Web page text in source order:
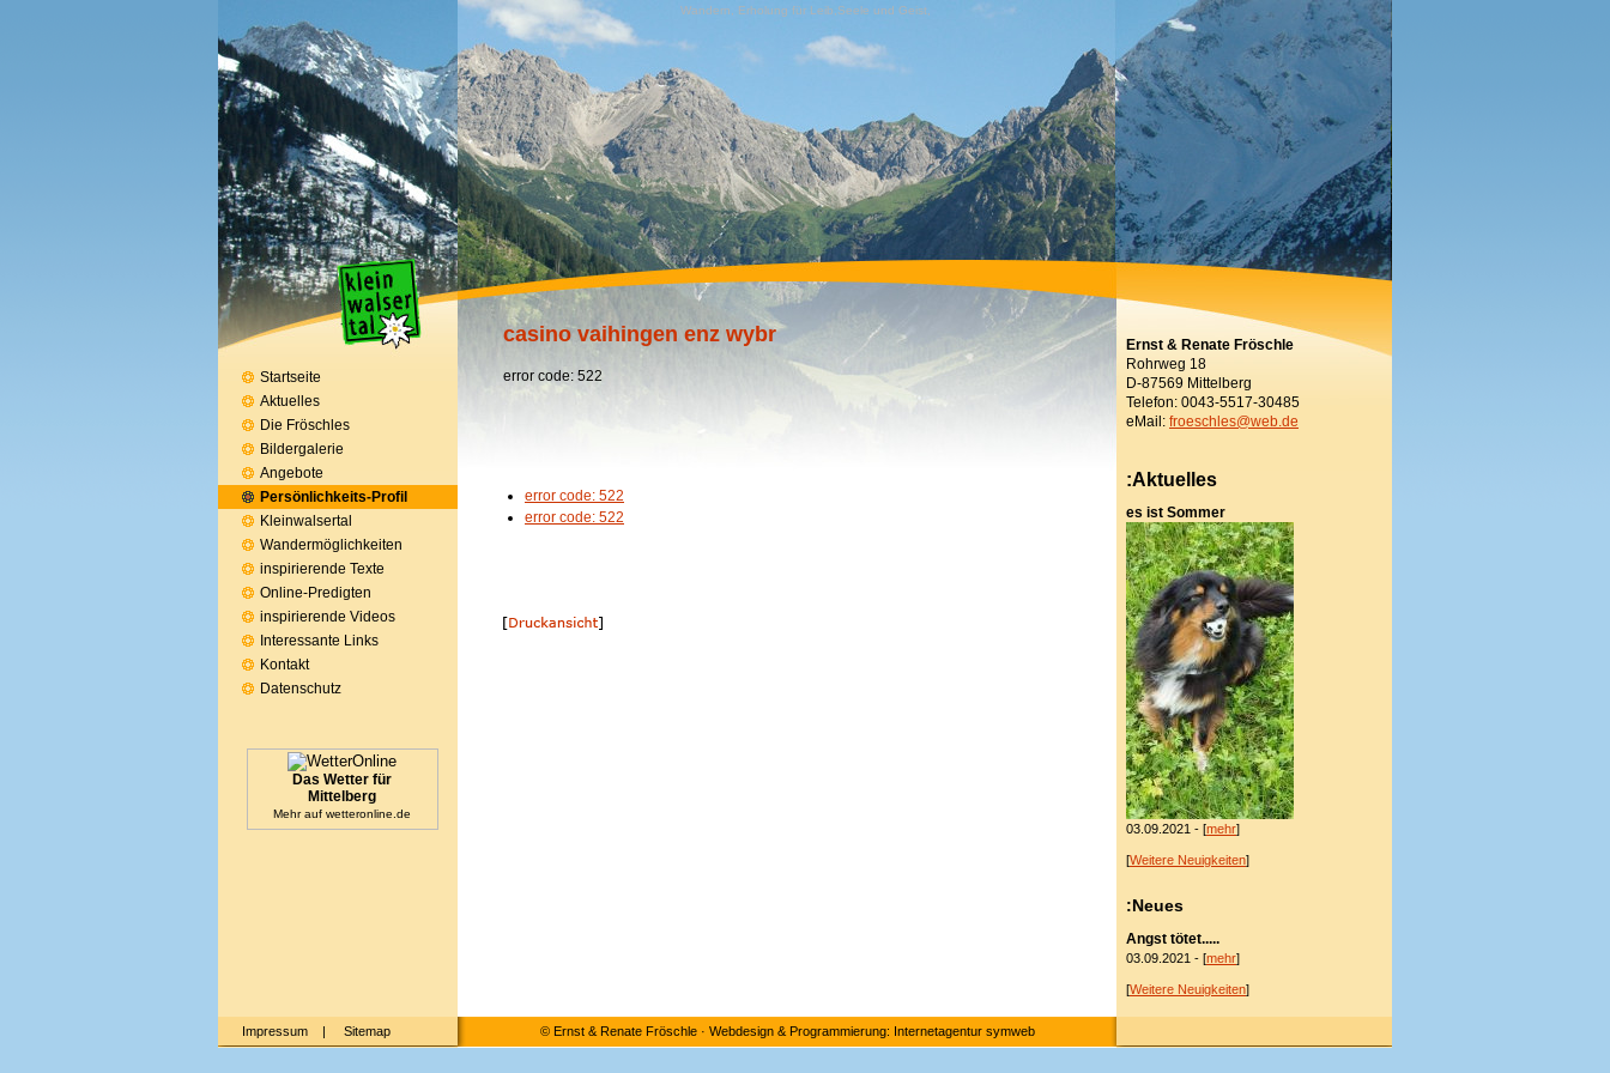
Wandern, Erholung für Leib,Seele und Geist,
casino vaihingen enz wybr
error code: 522
error code: 522
error code: 522
Startseite
Aktuelles
Die Fröschles
Bildergalerie
Angebote
Persönlichkeits-Profil
Kleinwalsertal
Wandermöglichkeiten
inspirierende Texte
Online-Predigten
inspirierende Videos
Interessante Links
Kontakt
Datenschutz
Das Wetter für
Mittelberg
Mehr auf wetteronline.de
Ernst & Renate Fröschle
Rohrweg 18
D-87569 Mittelberg
Telefon: 0043-5517-30485
eMail: froeschles@web.de
:Aktuelles
es ist Sommer
03.09.2021 - [mehr]
[Weitere Neuigkeiten]
:Neues
Angst tötet.....
03.09.2021 - [mehr]
[Weitere Neuigkeiten]
Impressum | Sitemap © Ernst & Renate Fröschle· Webdesign & Programmierung: Internetagentur symweb